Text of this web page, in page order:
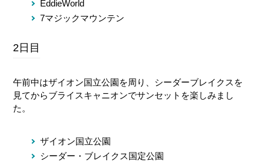
EddieWorld
7マジックマウンテン
2日目
午前中はザイオン国立公園を周り、シーダーブレイクスを
見てからブライスキャニオンでサンセットを楽しみまし
た。
ザイオン国立公園
シーダー・ブレイクス国定公園